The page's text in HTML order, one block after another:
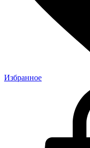
Избранное